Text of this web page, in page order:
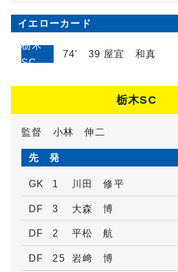
イエローカード
栃木
SC
74' 39 屋宜 和真
栃木SC
監督 小林 伸二
先 発
GK 1 川田 修平
DF 3 大森 博
DF 2 平松 航
DF 25 岩﨑 博